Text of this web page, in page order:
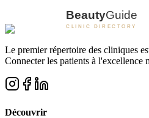
Le premier répertoire des cliniques
Connecter les patients à l'excellence
Découvrir